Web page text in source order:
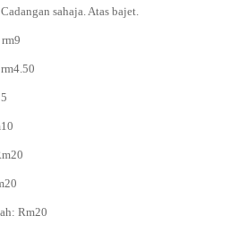
sahaja. Atas bajet.
Rm20